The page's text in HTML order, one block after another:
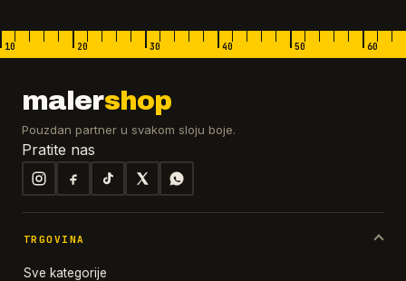
10 20 30 40 50 60
malershop
Pouzdan partner u svakom sloju boje.
Pratite nas
TRGOVINA
Sve kategorije